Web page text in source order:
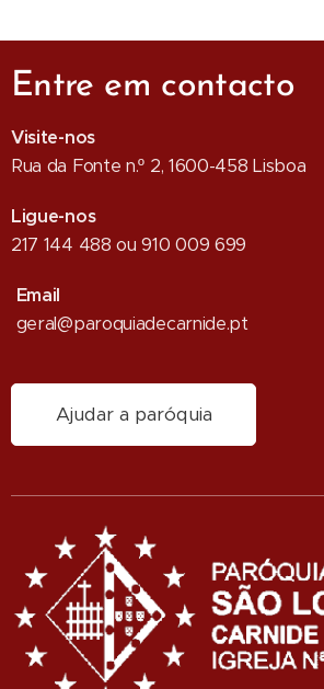
Entre em contacto
Visite-nos
Rua da Fonte n.º 2, 1600-458 Lisboa
Ligue-nos
217 144 488 ou 910 009 699
Email
geral@paroquiadecarnide.pt
Ajudar a paróquia